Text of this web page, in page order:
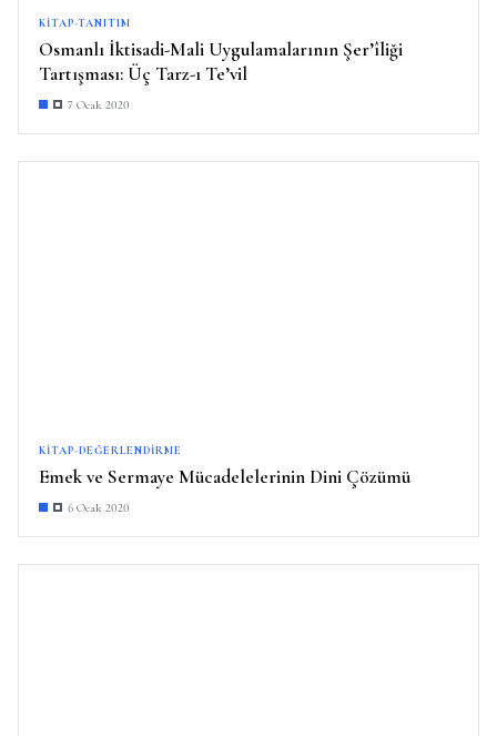
KITAP-TANITIM
Osmanlı İktisadi-Mali Uygulamalarının Şer’îliği
Tartışması: Üç Tarz-ı Te’vil
7 Ocak 2020
KITAP-DEĞERLENDIRME
Emek ve Sermaye Mücadelelerinin Dini Çözümü
6 Ocak 2020